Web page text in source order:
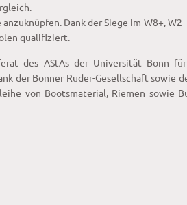
Dank der Siege im W8+,
qualifiziert.
des AStAs der Universität Bonn
der Bonner Ruder-Gesellschaft sowie
von Bootsmaterial, Riemen sowie